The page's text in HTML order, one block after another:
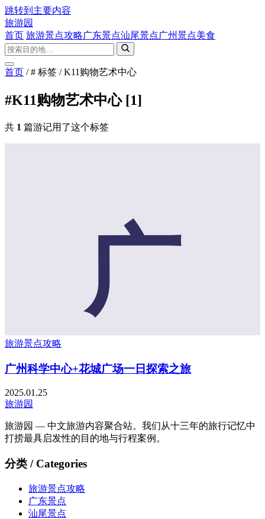
跳转到主要内容
旅游园
首页 旅游景点攻略广东景点汕尾景点广州景点美食
首页 / # 标签 / K11购物艺术中心
#K11购物艺术中心 [1]
共 1 篇游记用了这个标签
广
旅游景点攻略
广州科学中心+花城广场一日探索之旅
2025.01.25
旅游园
旅游园 — 中文旅游内容聚合站。我们从十三年的旅行记忆中
打捞最具启发性的目的地与行程案例。
分类 / Categories
旅游景点攻略
广东景点
汕尾景点